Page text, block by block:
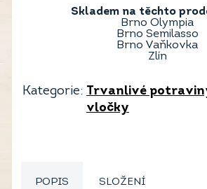
Skladem na těchto
Brno Olympia
Brno Semilasso
Brno Vaňkovka
Zlín
Kategorie: Trvanlivé
vločky
POPIS SLOŽENÍ